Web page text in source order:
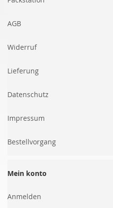
AGB
Widerruf
Lieferung
Datenschutz
Impressum
Bestellvorgang
Mein konto
Anmelden